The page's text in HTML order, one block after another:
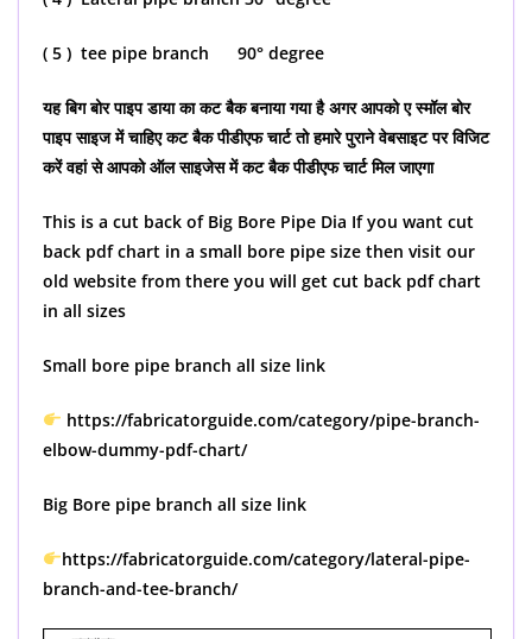
( 5 ) tee pipe branch 90° degree
यह बिग बोर पाइप डाया का कट बैक बनाया गया है अगर आपको ए स्मॉल बोर
पाइप साइज में चाहिए कट बैक पीडीएफ चार्ट तो हमारे पुराने वेबसाइट पर विजिट
करें वहां से आपको ऑल साइजेस में कट बैक पीडीएफ चार्ट मिल जाएगा
This is a cut back of Big Bore Pipe Dia If you want cut
back pdf chart in a small bore pipe size then visit our
old website from there you will get cut back pdf chart
in all sizes
Small bore pipe branch all size link
https://fabricatorguide.com/category/pipe-branch-
elbow-dummy-pdf-chart/
Big Bore pipe branch all size link
https://fabricatorguide.com/category/lateral-pipe-
branch-and-tee-branch/